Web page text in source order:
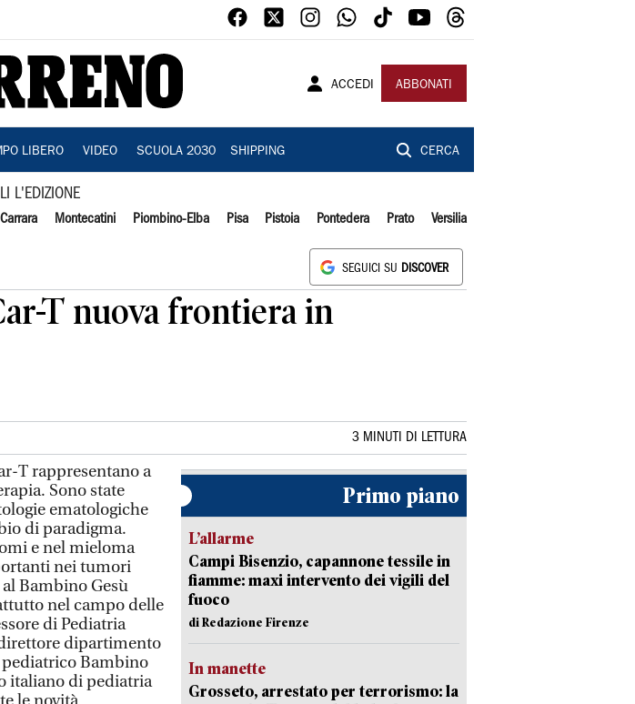
ACCEDI ABBONATI
LIBERO VIDEO SCUOLA 2030 SHIPPING CERCA
L'EDIZIONE
Montecatini Piombino-Elba Pisa Pistoia Pontedera Prato Versilia
SEGUICI SU DISCOVER
T nuova frontiera in
3 MINUTI DI LETTURA
T rappresentano a
Sono state
ematologiche
di paradigma.
e nel mieloma
nei tumori
Bambino Gesù
nel campo delle
di Pediatria
dipartimento
pediatrico Bambino
italiano di pediatria
Primo piano
L’allarme
Campi Bisenzio, capannone tessile in
fiamme: maxi intervento dei vigili del
fuoco
di Redazione Firenze
In manette
Grosseto, arrestato per terrorismo: la